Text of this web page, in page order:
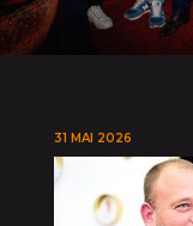
31 MAI 2026